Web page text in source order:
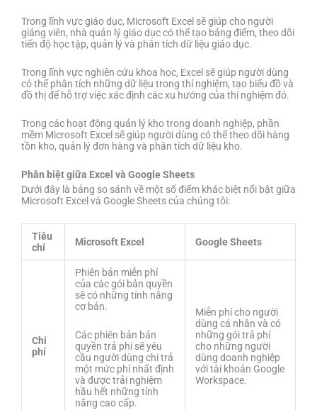
Trong lĩnh vực giáo dục, Microsoft Excel sẽ giúp cho người
giảng viên, nhà quản lý giáo dục có thể tạo bảng điểm, theo dõi
tiến độ học tập, quản lý và phân tích dữ liệu giáo dục.
Trong lĩnh vực nghiên cứu khoa học, Excel sẽ giúp người dùng
có thể phân tích những dữ liệu trong thí nghiệm, tạo biểu đồ và
đồ thị để hỗ trợ việc xác định các xu hướng của thí nghiệm đó.
Trong các hoạt động quản lý kho trong doanh nghiệp, phần
mềm Microsoft Excel sẽ giúp người dùng có thể theo dõi hàng
tồn kho, quản lý đơn hàng và phân tích dữ liệu kho.
Phân biệt giữa Excel và Google Sheets
Dưới đây là bảng so sánh về một số điểm khác biệt nổi bật giữa
Microsoft Excel và Google Sheets của chúng tôi:
Tiêu
chí
Microsoft Excel Google Sheets
Chi
phí
Phiên bản miễn phí
của các gói bản quyền
sẽ có những tính năng
cơ bản.
Các phiên bản bản
quyền trả phí sẽ yêu
cầu người dùng chi trả
một mức phí nhất định
và được trải nghiệm
hầu hết những tính
năng cao cấp.
Miễn phí cho người
dùng cá nhân và có
những gói trả phí
cho những người
dùng doanh nghiệp
với tài khoản Google
Workspace.